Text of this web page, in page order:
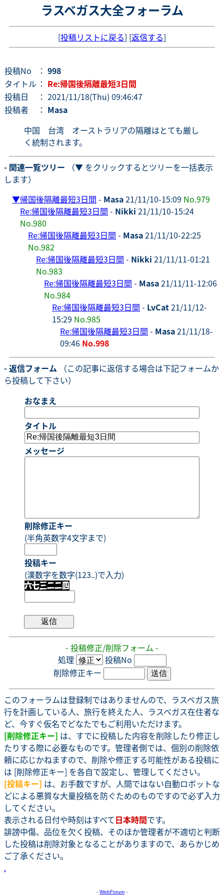
ラスベガス大全フォーラム
[投稿リストに戻る] [返信する]
投稿No ： 998
タイトル ： Re:帰国後隔離最短3日間
投稿日
： 2021/11/18(Thu) 09:46:47
投稿者
： Masa
中国 台湾 オーストラリアの隔離はとても厳し
く統制されます。
- 関連一覧ツリー （▼ をクリックするとツリーを一括表示
します）
▼帰国後隔離最短3日間 - Masa21/11/10-15:09 No.979
Re:帰国後隔離最短3日間 - Nikki 21/11/10-15:24
No.980
Re:帰国後隔離最短3日間 - Masa21/11/10-22:25
No.982
Re:帰国後隔離最短3日間 - Nikki 21/11/11-01:21
No.983
Re:帰国後隔離最短3日間 - Masa21/11/11-12:06
No.984
Re:帰国後隔離最短3日間 - LvCat21/11/12-
15:29 No.985
Re:帰国後隔離最短3日間 - Masa21/11/18-
09:46 No.998
- 返信フォーム （この記事に返信する場合は下記フォームか
ら投稿して下さい）
おなまえ
タイトル
メッセージ
削除修正キー
(半角英数字4文字まで)
投稿キー
(漢数字を数字(123..)で入力)
- 投稿修正/削除フォーム -
処理
投稿No
削除修正キー
このフォーラムは登録制ではありませんので、ラスベガス旅
行を計画している人、旅行を終えた人、ラスベガス在住者な
ど、今すぐ仮名でどなたでもご利用いただけます。
[削除修正キー] は、すでに投稿した内容を削除したり修正し
たりする際に必要なものです。管理者側では、個別の削除依
頼に応じかねますので、削除や修正する可能性がある投稿に
は [削除修正キー] を各自で設定し、管理してください。
[投稿キー] は、お手数ですが、人間ではない自動ロボットな
どによる悪質な大量投稿を防ぐためのものですので必ず入力
してください。
表示される日付や時刻はすべて日本時間です。
誹謗中傷、品位を欠く投稿、そのほか管理者が不適切と判断
した投稿は削除対象となることがありますので、あらかじめ
ご了承ください。
.
- WebForum -